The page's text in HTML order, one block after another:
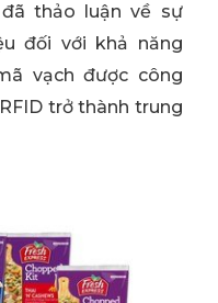
thảo luận về sự
đối với khả năng
vạch được công
trở thành trung